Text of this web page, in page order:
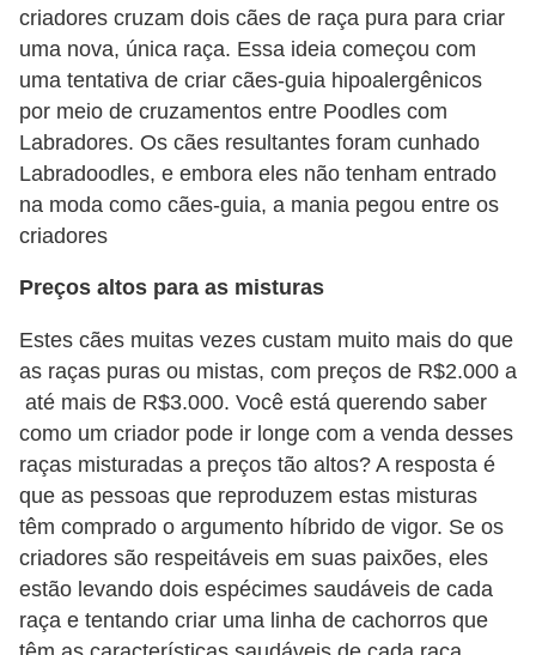
criadores cruzam dois cães de raça pura para criar
uma nova, única raça. Essa ideia começou com
uma tentativa de criar cães-guia hipoalergênicos
por meio de cruzamentos entre Poodles com
Labradores. Os cães resultantes foram cunhado
Labradoodles, e embora eles não tenham entrado
na moda como cães-guia, a mania pegou entre os
criadores
Preços altos para as misturas
Estes cães muitas vezes custam muito mais do que
as raças puras ou mistas, com preços de R$2.000 a
até mais de R$3.000. Você está querendo saber
como um criador pode ir longe com a venda desses
raças misturadas a preços tão altos? A resposta é
que as pessoas que reproduzem estas misturas
têm comprado o argumento híbrido de vigor. Se os
criadores são respeitáveis ​​em suas paixões, eles
estão levando dois espécimes saudáveis ​​de cada
raça e tentando criar uma linha de cachorros que
i
x
e
s
r
n
m
e
n
t
a
s
R
é